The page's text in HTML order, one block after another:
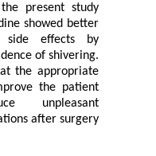
the present study
showed better
side effects by
of shivering.
the appropriate
the patient
unpleasant
after surgery.